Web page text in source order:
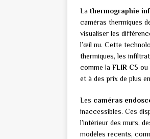
La thermographie
caméras thermiques
visualiser les
l’œil nu. Cette
thermiques, les
comme la FLIR C5 ou
et à des prix de plus
Les caméras
inaccessibles. Ces
l’intérieur des murs,
modèles récents,